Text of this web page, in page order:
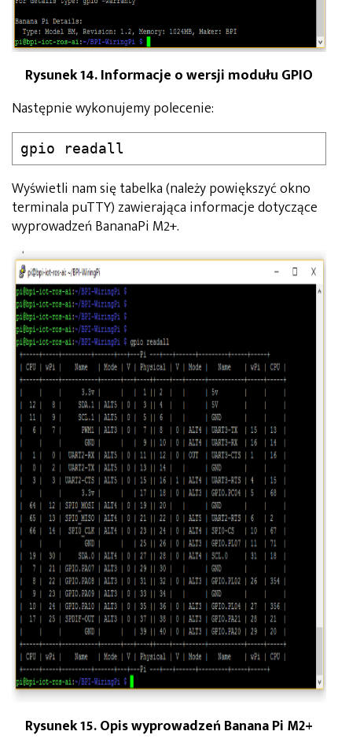
Rysunek 14. Informacje o wersji modułu GPIO
Następnie wykonujemy polecenie:
gpio readall
Wyświetli nam się tabelka (należy powiększyć okno
terminala puTTY) zawierająca informacje dotyczące
wyprowadzeń BananaPi M2+.
Rysunek 15. Opis wyprowadzeń Banana Pi M2+